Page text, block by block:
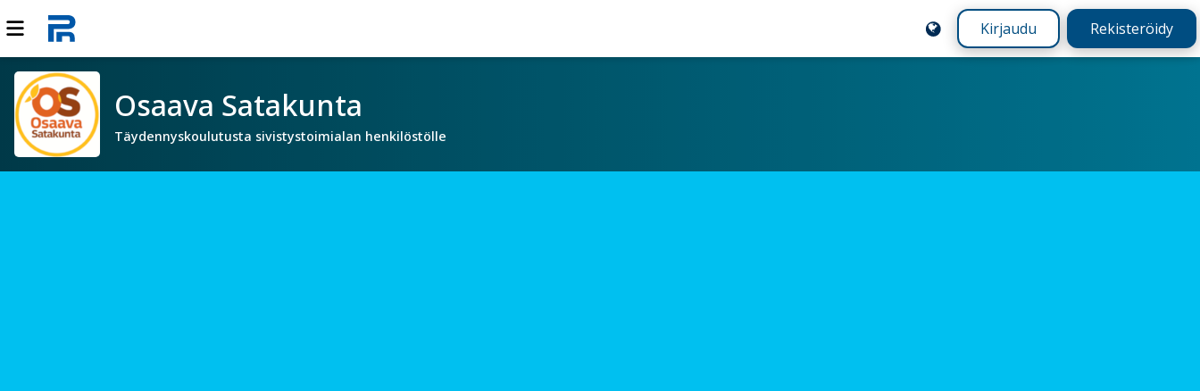
Kirjaudu Rekisteröidy
Osaava Satakunta
Täydennyskoulutusta sivistystoimialan henkilöstölle